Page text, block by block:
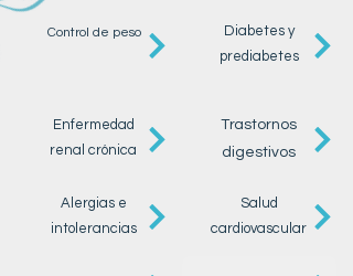
Control de peso
Diabetes y
prediabetes
Enfermedad
renal crónica
Trastornos
digestivos
Alergias e
intolerancias
Salud
cardiovascular